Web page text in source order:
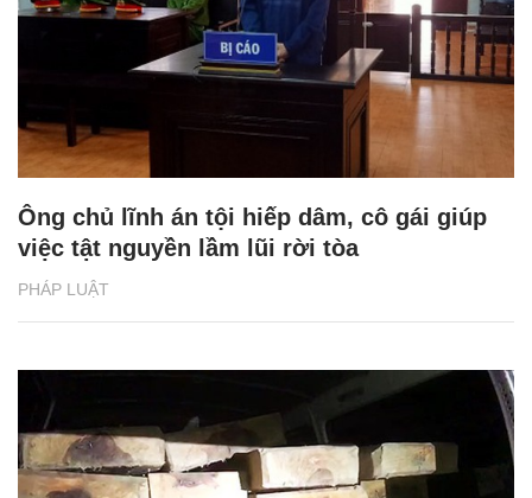
PHÁP LUẬT
Ông chủ lĩnh án tội hiếp dâm, cô gái giúp
việc tật nguyền lầm lũi rời tòa